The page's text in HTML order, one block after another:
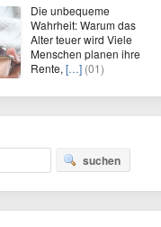
Die unbequeme
Wahrheit: Warum das
Alter teuer wird Viele
Menschen planen ihre
Rente, […] (01)
suchen